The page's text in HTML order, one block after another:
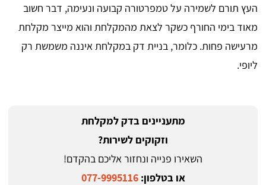
העץ תורם לשמירה על טמפרטורה קבועה ונעימה, דבר חשוב
מאוד בימי החורף כשקר לצאת מהמקלחת והוא מייצר מקלחת
מרעישה פחות. כלומר, בניית דק במקלחת איננה משמשת רק
ליופי.
מתעניינים בדק למקלחת
וזקוקים לשירות?
השאירו פנייה ונחזור אליכם בהקדם!
או בטלפון:077-9995116